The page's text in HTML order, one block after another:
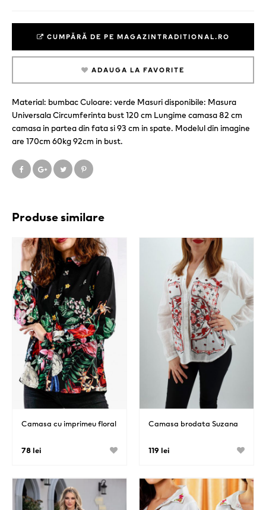
CUMPĂRĂ DE PE MAGAZINTRADITIONAL.RO
ADAUGA LA FAVORITE
Material: bumbac Culoare: verde Masuri disponibile: Masura
Universala Circumferinta bust 120 cm Lungime camasa 82 cm
camasa in partea din fata si 93 cm in spate. Modelul din imagine
are 170cm 60kg 92cm in bust.
Produse similare
Camasa cu imprimeu floral
78 lei
Camasa brodata Suzana
119 lei